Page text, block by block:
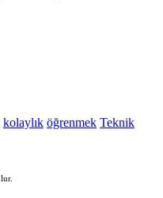
kolaylık öğrenmek Teknik